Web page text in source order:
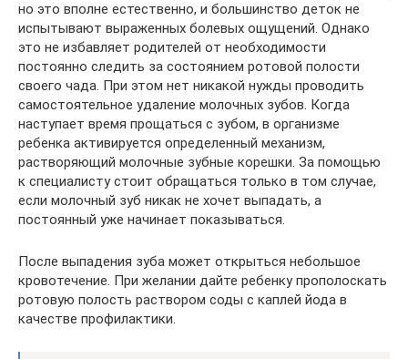
но это вполне естественно, и большинство деток не
испытывают выраженных болевых ощущений. Однако
это не избавляет родителей от необходимости
постоянно следить за состоянием ротовой полости
своего чада. При этом нет никакой нужды проводить
самостоятельное удаление молочных зубов. Когда
наступает время прощаться с зубом, в организме
ребенка активируется определенный механизм,
растворяющий молочные зубные корешки. За помощью
к специалисту стоит обращаться только в том случае,
если молочный зуб никак не хочет выпадать, а
постоянный уже начинает показываться.
После выпадения зуба может открыться небольшое
кровотечение. При желании дайте ребенку прополоскать
ротовую полость раствором соды с каплей йода в
качестве профилактики.